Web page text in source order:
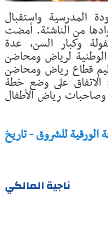
المدرسية واستقبال
من الناشئة. أمضت
وكبار السن, عدة
الوطنية لرياض ومحاضن
قطاع رياض ومحاضن
على وضع خطة
رياض الأطفال
الورقية للشروق - تاريخ
ناجية المالكي